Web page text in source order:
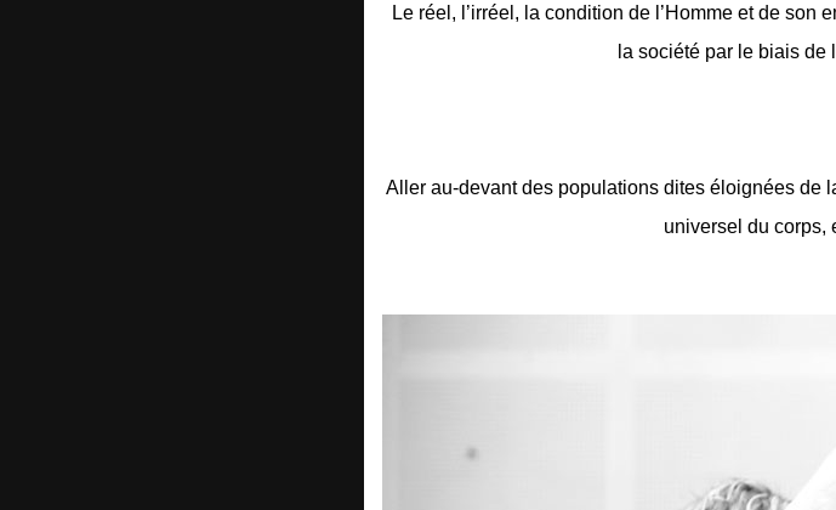
Le réel, l’irréel, la condition de l’Homme et de
la société par le biais
Aller au-devant des populations dites éloignées de
universel du corps,